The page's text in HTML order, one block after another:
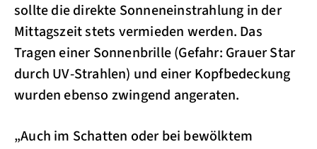
sollte die direkte Sonneneinstrahlung in der
Mittagszeit stets vermieden werden. Das
Tragen einer Sonnenbrille (Gefahr: Grauer Star
durch UV-Strahlen) und einer Kopfbedeckung
wurden ebenso zwingend angeraten.
„Auch im Schatten oder bei bewölktem